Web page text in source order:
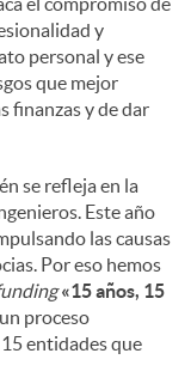
y
personal y ese
que mejor
finanzas y de dar
se refleja en la
Este año
las causas
Por eso hemos
«15 años, 15
proceso
entidades que